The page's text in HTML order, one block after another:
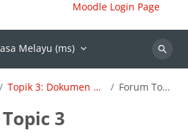
Moodle Login Page
Melayu ‎(ms)‎
Search
Topik 3: Dokumen Dirujuk Forum Topic 3
3